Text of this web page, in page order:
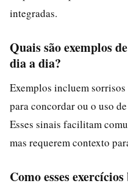
integradas.
Quais são exemplos
dia a dia?
Exemplos incluem sorrisos
para concordar ou o uso
Esses sinais facilitam
mas requerem contexto
Como esses